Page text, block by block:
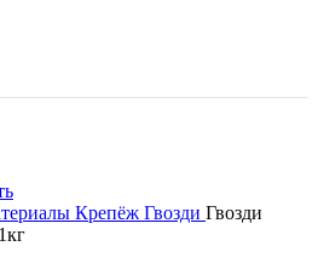
Крепёж Гвозди Гвозди